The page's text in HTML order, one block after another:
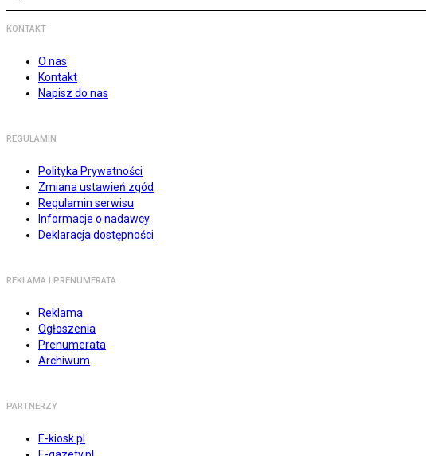
KONTAKT
O nas
Kontakt
Napisz do nas
REGULAMIN
Polityka Prywatności
Zmiana ustawień zgód
Regulamin serwisu
Informacje o nadawcy
Deklaracja dostępności
REKLAMA I PRENUMERATA
Reklama
Ogłoszenia
Prenumerata
Archiwum
PARTNERZY
E-kiosk.pl